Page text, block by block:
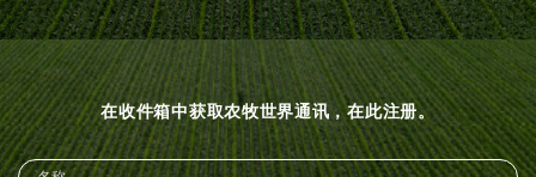
在收件箱中获取农牧世界通讯，在此注册。